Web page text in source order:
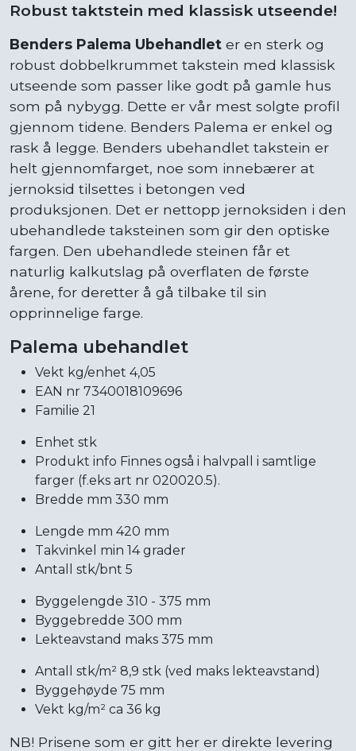
Robust taktstein med klassisk utseende!
Benders Palema Ubehandlet er en sterk og
robust dobbelkrummet takstein med klassisk
utseende som passer like godt på gamle hus
som på nybygg. Dette er vår mest solgte profil
gjennom tidene. Benders Palema er enkel og
rask å legge. Benders ubehandlet takstein er
helt gjennomfarget, noe som innebærer at
jernoksid tilsettes i betongen ved
produksjonen. Det er nettopp jernoksiden i den
ubehandlede taksteinen som gir den optiske
fargen. Den ubehandlede steinen får et
naturlig kalkutslag på overflaten de første
årene, for deretter å gå tilbake til sin
opprinnelige farge.
Palema ubehandlet
Vekt kg/enhet 4,05
EAN nr 7340018109696
Familie 21
Enhet stk
Produkt info Finnes også i halvpall i samtlige
farger (f.eks art nr 020020.5).
Bredde mm 330 mm
Lengde mm 420 mm
Takvinkel min 14 grader
Antall stk/bnt 5
Byggelengde 310 - 375 mm
Byggebredde 300 mm
Lekteavstand maks 375 mm
Antall stk/m² 8,9 stk (ved maks lekteavstand)
Byggehøyde 75 mm
Vekt kg/m² ca 36 kg
NB! Prisene som er gitt her er direkte levering